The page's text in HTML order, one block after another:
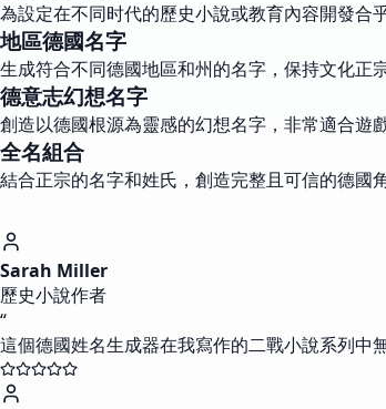
為設定在不同时代的歷史小說或教育內容開發合
地區德國名字
生成符合不同德國地區和州的名字，保持文化正宗
德意志幻想名字
創造以德國根源為靈感的幻想名字，非常適合遊
全名組合
結合正宗的名字和姓氏，創造完整且可信的德國角
Sarah Miller
歷史小說作者
“
這個德國姓名生成器在我寫作的二戰小說系列中